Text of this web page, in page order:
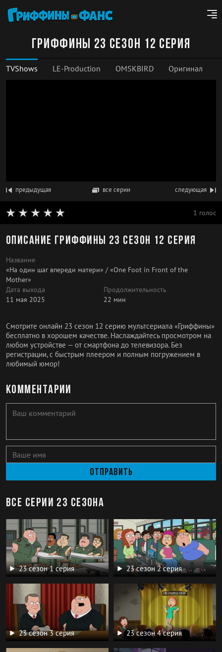
Гриффины 23 сезон 12 серия
TVShows LE-Production OMSKBIRD Оригинал
предыдущая все серии следующая
1 голос
Описание Гриффины 23 сезон 12 серия
Название
«На один шаг впереди матери» / «One Foot in Front of the
Mother»
Дата выхода
11 мая 2025
Продолжительность
22 мин
Смотрите онлайн 23 сезон 12 серию мультсериала «Гриффины»
бесплатно в хорошем качестве. Наслаждайтесь просмотром на
любом устройстве — от смартфона до телевизора. Без
регистрации, с быстрым плеером и полным погружением в
любимый юмор!
Комментарии
Отправить
Все серии 23 сезона
23 сезон 1 серия 23 сезон 2 серия
23 сезон 3 серия 23 сезон 4 серия